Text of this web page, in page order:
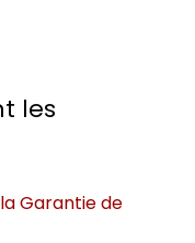
les
Garantie de